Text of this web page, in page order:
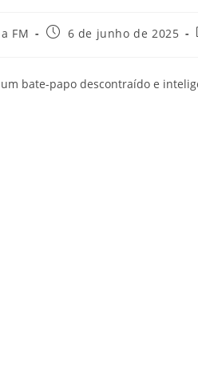
FM 6 de junho de 2025
bate-papo descontraído e